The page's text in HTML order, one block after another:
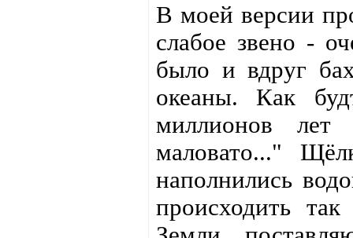
В моей версии
слабое звено -
было и вдруг
океаны. Как
миллионов
маловато..."
наполнились
происходить